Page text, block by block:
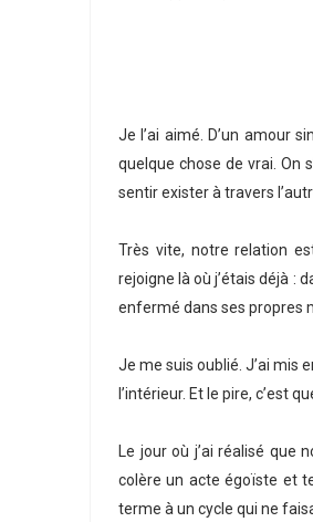
Je l’ai aimé. D’un amour
quelque chose de vrai. On
sentir exister à travers
Très vite, notre relation
rejoigne là où j’étais déjà :
enfermé dans ses propres
Je me suis oublié. J’ai mis
l’intérieur. Et le pire, c’est
Le jour où j’ai réalisé
colère un acte égoïste et
terme à un cycle qui ne